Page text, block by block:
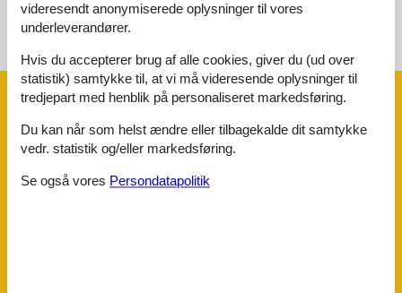
Faciliteter
Afstand
Hav
videresendt anonymiserede oplysninger til vores
underleverandører.
Hvis du accepterer brug af alle cookies, giver du (ud over
statistik) samtykke til, at vi må videresende oplysninger til
tredjepart med henblik på personaliseret markedsføring.
Du kan når som helst ændre eller tilbagekalde dit samtykke
vedr. statistik og/eller markedsføring.
Se også vores Persondatapolitik